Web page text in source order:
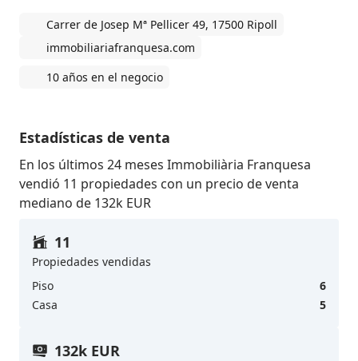
Carrer de Josep Mª Pellicer 49, 17500 Ripoll
immobiliariafranquesa.com
10 años en el negocio
Estadísticas de venta
En los últimos 24 meses Immobiliària Franquesa
vendió 11 propiedades con un precio de venta
mediano de 132k EUR
11
Propiedades vendidas
Piso
6
Casa
5
132k EUR